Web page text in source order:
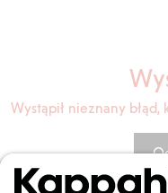
Wystąpił nieznany